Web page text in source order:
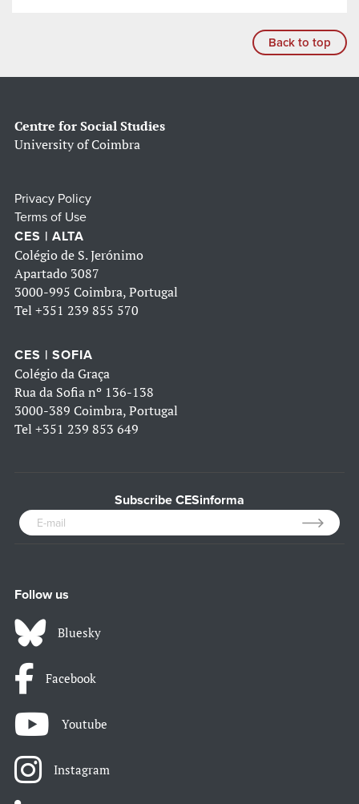
Back to top
Centre for Social Studies
University of Coimbra
Privacy Policy
Terms of Use
CES | ALTA
Colégio de S. Jerónimo
Apartado 3087
3000-995 Coimbra, Portugal
Tel +351 239 855 570
CES | SOFIA
Colégio da Graça
Rua da Sofia nº 136-138
3000-389 Coimbra, Portugal
Tel +351 239 853 649
Subscribe CESinforma
Follow us
Bluesky
Facebook
Youtube
Instagram